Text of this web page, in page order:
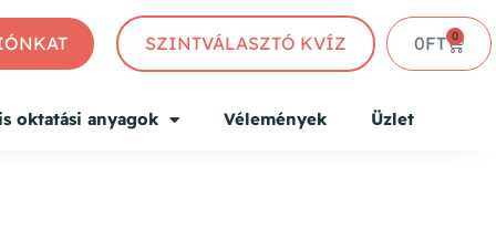
SZINTVÁLASZTÓ KVÍZ 0FT 0
oktatási anyagok Vélemények Üzlet